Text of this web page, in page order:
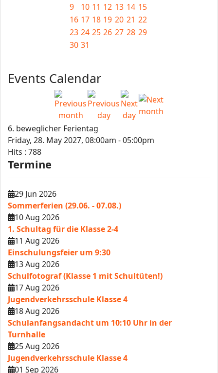
9
10 11 12 13 14 15
16 17 18 19 20 21 22
23 24 25 26 27 28 29
30 31
Events Calendar
6. beweglicher Ferientag
Friday, 28. May 2027, 08:00am - 05:00pm
Hits : 788
Termine
29 Jun 2026
Sommerferien (29.06. - 07.08.)
10 Aug 2026
1. Schultag für die Klasse 2-4
11 Aug 2026
Einschulungsfeier um 9:30
13 Aug 2026
Schulfotograf (Klasse 1 mit Schultüten!)
17 Aug 2026
Jugendverkehrsschule Klasse 4
18 Aug 2026
Schulanfangsandacht um 10:10 Uhr in der
Turnhalle
25 Aug 2026
Jugendverkehrsschule Klasse 4
01 Sep 2026